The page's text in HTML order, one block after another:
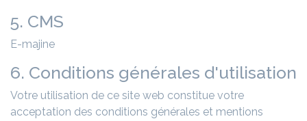
5. CMS
E-majine
6. Conditions générales d'utilisation
Votre utilisation de ce site web constitue votre
acceptation des conditions générales et mentions